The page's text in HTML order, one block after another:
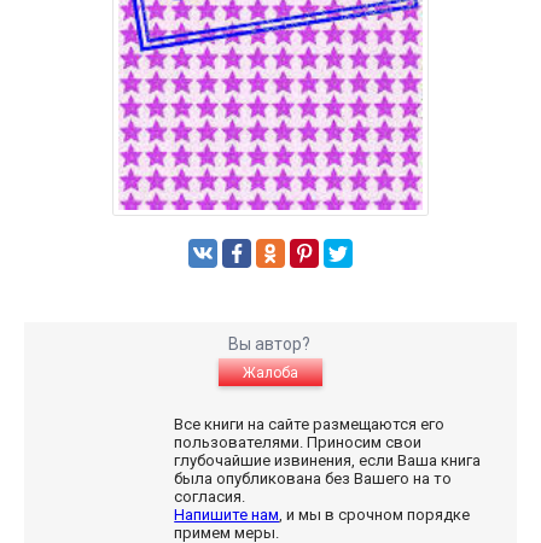
Вы автор?
Жалоба
Все книги на сайте размещаются его
пользователями. Приносим свои
глубочайшие извинения, если Ваша книга
была опубликована без Вашего на то
согласия.
Напишите нам , и мы в срочном порядке
примем меры.